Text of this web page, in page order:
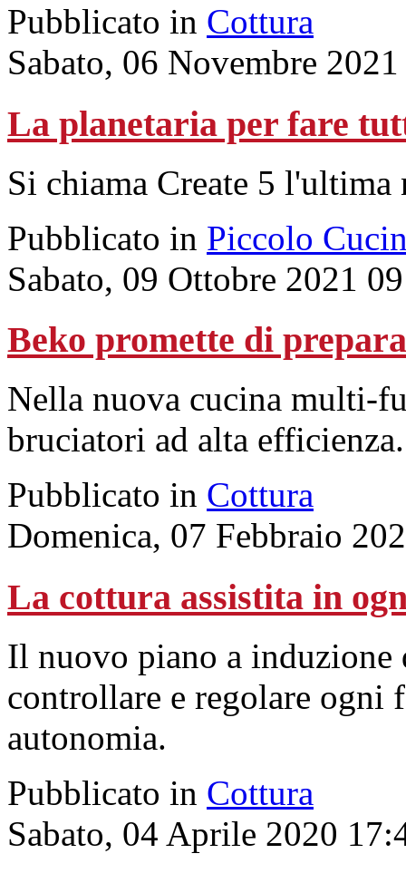
Pubblicato in Cottura
Sabato, 06 Novembre
La planetaria per fare
Si chiama Create 5
Pubblicato in Piccolo
Sabato, 09 Ottobre 2021
Beko promette di
Nella nuova cucina multi-
bruciatori ad alta efficienza.
Pubblicato in Cottura
Domenica, 07 Febbraio
La cottura assistita in
Il nuovo piano a
controllare e regolare ogni
autonomia.
Pubblicato in Cottura
Sabato, 04 Aprile 2020